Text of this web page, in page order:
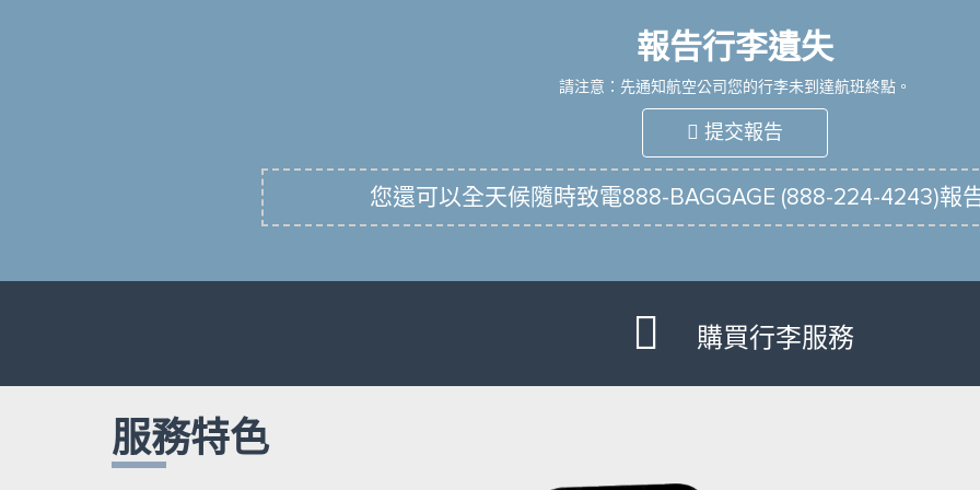
報告行李遺失
請注意：先通知航空公司您的行李未到達航班終點。
提交報告
您還可以全天候隨時致電888-BAGGAGE (888-224-4243)報
購買行李服務
服務特色